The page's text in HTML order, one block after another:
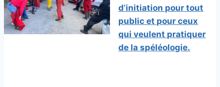
d’initiation pour tout
public et pour ceux
qui veulent pratiquer
de la spéléologie.